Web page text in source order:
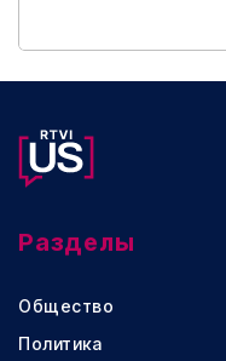
Разделы
Общество
Политика